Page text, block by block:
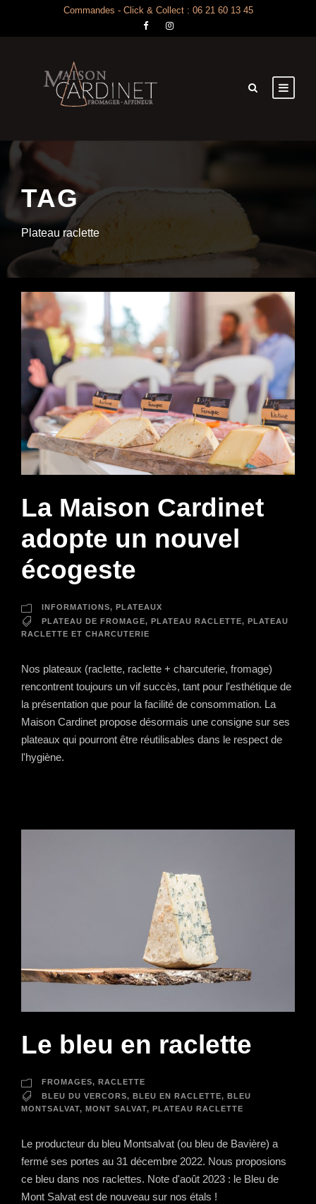
Commandes - Click & Collect : 06 21 60 13 45
TAG
Plateau raclette
La Maison Cardinet
adopte un nouvel
écogeste
INFORMATIONS, PLATEAUX
PLATEAU DE FROMAGE, PLATEAU RACLETTE, PLATEAU
RACLETTE ET CHARCUTERIE
Nos plateaux (raclette, raclette + charcuterie, fromage)
rencontrent toujours un vif succès, tant pour l'esthétique de
la présentation que pour la facilité de consommation. La
Maison Cardinet propose désormais une consigne sur ses
plateaux qui pourront être réutilisables dans le respect de
l'hygiène.
Le bleu en raclette
FROMAGES, RACLETTE
BLEU DU VERCORS, BLEU EN RACLETTE, BLEU
MONTSALVAT, MONT SALVAT, PLATEAU RACLETTE
Le producteur du bleu Montsalvat (ou bleu de Bavière) a
fermé ses portes au 31 décembre 2022. Nous proposions
ce bleu dans nos raclettes. Note d'août 2023 : le Bleu de
Mont Salvat est de nouveau sur nos étals !